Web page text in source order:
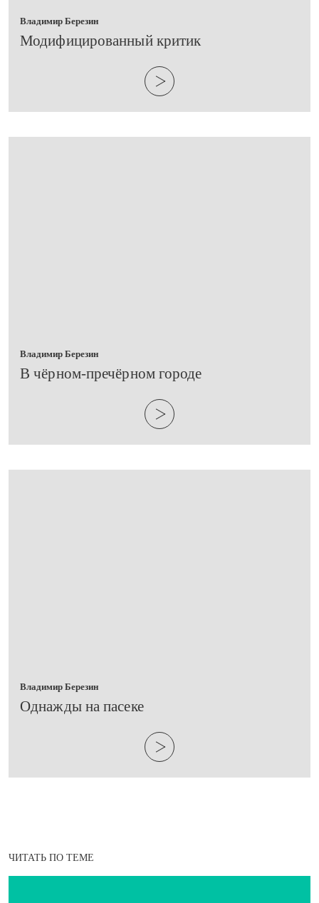
Владимир Березин
​Модифицированный критик
Владимир Березин
​В чёрном-пречёрном городе
Владимир Березин
​Однажды на пасеке
ЧИТАТЬ ПО ТЕМЕ